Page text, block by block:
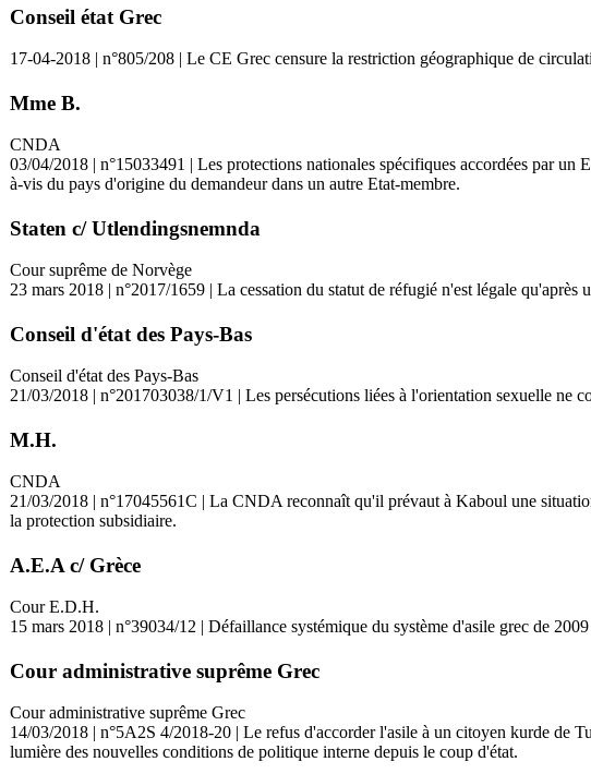
Conseil état Grec
17-04-2018 | n°805/208 | Le CE Grec censure la restriction géographique de
Mme B.
CNDA
03/04/2018 | n°15033491 | Les protections nationales spécifiques accordées par
à-vis du pays d'origine du demandeur dans un autre Etat-membre.
Staten c/ Utlendingsnemnda
Cour suprême de Norvège
23 mars 2018 | n°2017/1659 | La cessation du statut de réfugié n'est légale
Conseil d'état des Pays-Bas
Conseil d'état des Pays-Bas
21/03/2018 | n°201703038/1/V1 | Les persécutions liées à l'orientation sexuelle ne
M.H.
CNDA
21/03/2018 | n°17045561C | La CNDA reconnaît qu'il prévaut à Kaboul une
la protection subsidiaire.
A.E.A c/ Grèce
Cour E.D.H.
15 mars 2018 | n°39034/12 | Défaillance systémique du système d'asile grec de
Cour administrative suprême Grec
Cour administrative suprême Grec
14/03/2018 | n°5A2S 4/2018-20 | Le refus d'accorder l'asile à un citoyen kurde de
lumière des nouvelles conditions de politique interne depuis le coup d'état.